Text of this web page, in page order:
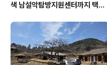
색 남설악탐방지원센터까지 택시